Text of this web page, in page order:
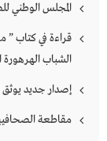
المجلس الوطني
قراءة في كتاب ”
الشباب الهرهورة
إصدار جديد يوثق
مقاطعة